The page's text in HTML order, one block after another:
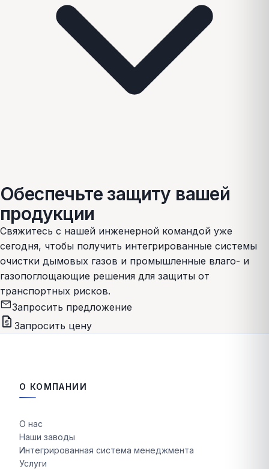
Обеспечьте защиту вашей
продукции
Свяжитесь с нашей инженерной командой уже
сегодня, чтобы получить интегрированные системы
очистки дымовых газов и промышленные влаго- и
газопоглощающие решения для защиты от
транспортных рисков.
mailЗапросить предложение
request_quote Запросить цену
О КОМПАНИИ
О нас
Наши заводы
Интегрированная система менеджмента
Услуги